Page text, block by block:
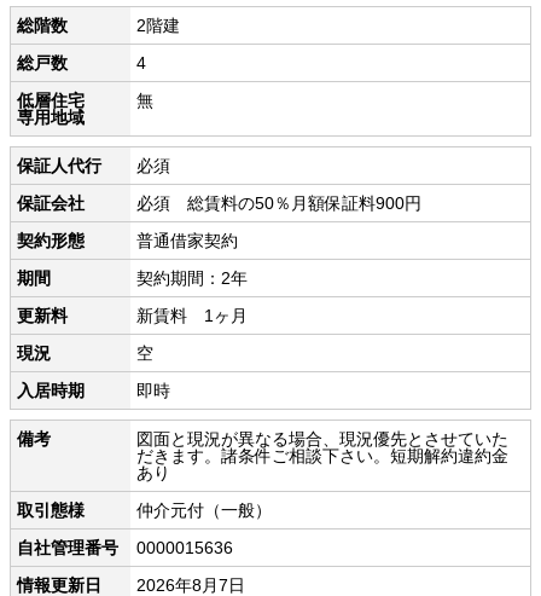
総階数
2階建
総戸数
4
低層住宅
専用地域
無
保証人代行
必須
保証会社
必須 総賃料の50％月額保証料900円
契約形態
普通借家契約
期間
契約期間：2年
更新料
新賃料 1ヶ月
現況
空
入居時期
即時
備考
図面と現況が異なる場合、現況優先とさせていた
だきます。諸条件ご相談下さい。短期解約違約金
あり
取引態様
仲介元付（一般）
自社管理番号
0000015636
情報更新日
2026年8月7日